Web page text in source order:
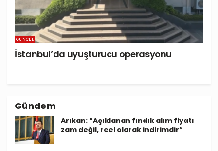
GÜNCEL
İstanbul’da uyuşturucu operasyonu
Gündem
Arıkan: “Açıklanan fındık alım fiyatı
zam değil, reel olarak indirimdir”